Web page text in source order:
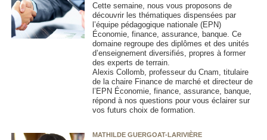
Cette semaine, nous vous proposons de
découvrir les thématiques dispensées par
l’équipe pédagogique nationale (EPN)
Économie, finance, assurance, banque. Ce
domaine regroupe des diplômes et des unités
d’enseignement diversifiés, propres à former
des experts de terrain.
Alexis Collomb, professeur du Cnam, titulaire
de la chaire Finance de marché et directeur de
l’EPN Économie, finance, assurance, banque,
répond à nos questions pour vous éclairer sur
vos futurs choix de formation.
MATHILDE GUERGOAT-LARIVIÈRE